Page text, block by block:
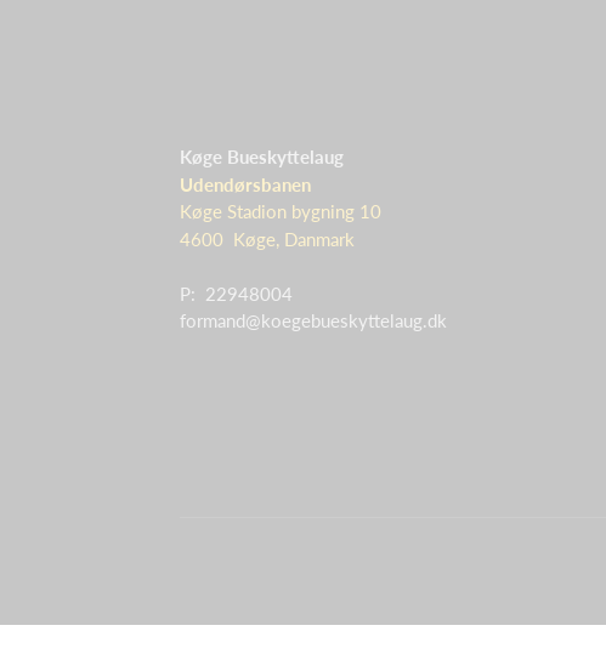
Køge Bueskyttelaug
Udendørsbanen
Køge Stadion bygning 10
4600 Køge, Danmark
P: 22948004
formand@koegebueskyttelaug.dk